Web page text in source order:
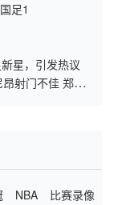
足1
星，引发热议
射门不佳 郑智
NBA 比赛录像